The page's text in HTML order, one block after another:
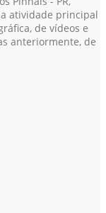
atividade principal
de vídeos e
anteriormente, de